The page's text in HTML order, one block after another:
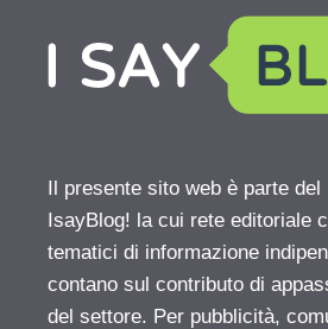
Il presente sito web è parte del
IsayBlog! la cui rete editoriale
tematici di informazione
contano sul contributo di
del settore. Per pubblicità,